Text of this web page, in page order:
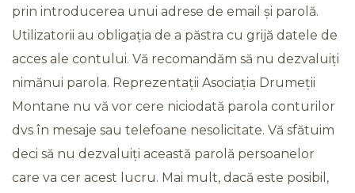
prin introducerea unui adrese de email și parolă.
Utilizatorii au obligația de a păstra cu grijă datele de
acces ale contului. Vă recomandăm să nu dezvaluiți
nimănui parola. Reprezentații Asociația Drumeții
Montane nu vă vor cere niciodată parola conturilor
dvs în mesaje sau telefoane nesolicitate. Vă sfătuim
deci să nu dezvaluiți această parolă persoanelor
care va cer acest lucru. Mai mult, dacă este posibil,